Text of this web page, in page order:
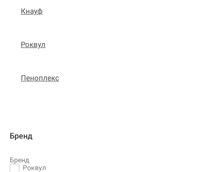
Кнауф
Роквул
Пеноплекс
Бренд
Бренд
Роквул